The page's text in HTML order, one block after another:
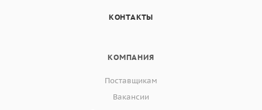
КОНТАКТЫ
КОМПАНИЯ
Поставщикам
Вакансии